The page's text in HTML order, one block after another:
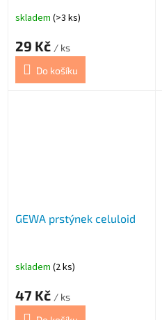
skladem (>3 ks)
29 Kč / ks
Do košíku
GEWA prstýnek celuloid
skladem (2 ks)
47 Kč / ks